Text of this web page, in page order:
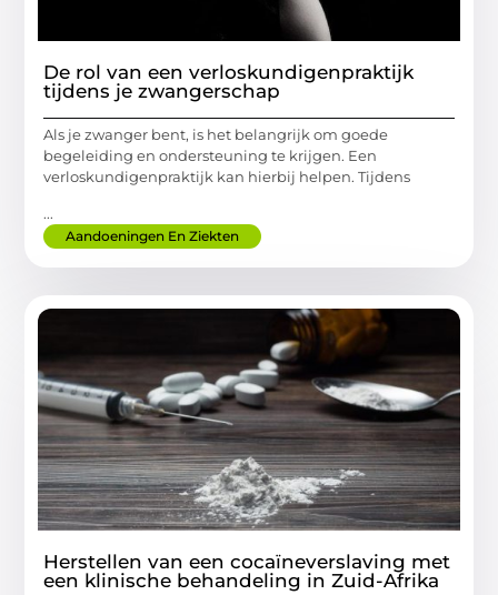
De rol van een verloskundigenpraktijk
tijdens je zwangerschap
Als je zwanger bent, is het belangrijk om goede
begeleiding en ondersteuning te krijgen. Een
verloskundigenpraktijk kan hierbij helpen. Tijdens
...
Aandoeningen En Ziekten
Herstellen van een cocaïneverslaving met
een klinische behandeling in Zuid-Afrika